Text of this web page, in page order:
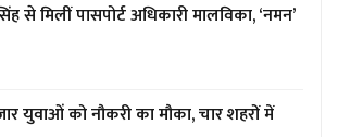
से मिलीं पासपोर्ट अधिकारी मालविका, ‘नमन’
युवाओं को नौकरी का मौका, चार शहरों में